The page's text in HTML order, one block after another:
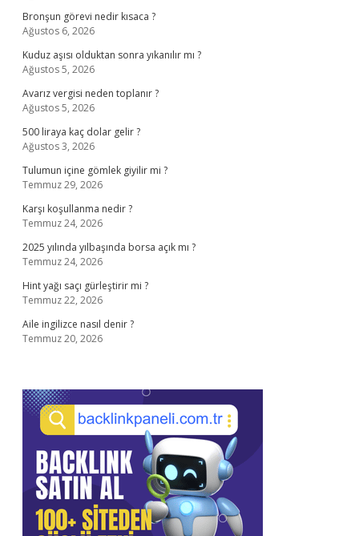
Bronşun görevi nedir kısaca ?
Ağustos 6, 2026
Kuduz aşısı olduktan sonra yıkanılır mı ?
Ağustos 5, 2026
Avarız vergisi neden toplanır ?
Ağustos 5, 2026
500 liraya kaç dolar gelir ?
Ağustos 3, 2026
Tulumun içine gömlek giyilir mi ?
Temmuz 29, 2026
Karşı koşullanma nedir ?
Temmuz 24, 2026
2025 yılında yılbaşında borsa açık mı ?
Temmuz 24, 2026
Hint yağı saçı gürleştirir mi ?
Temmuz 22, 2026
Aile ingilizce nasıl denir ?
Temmuz 20, 2026